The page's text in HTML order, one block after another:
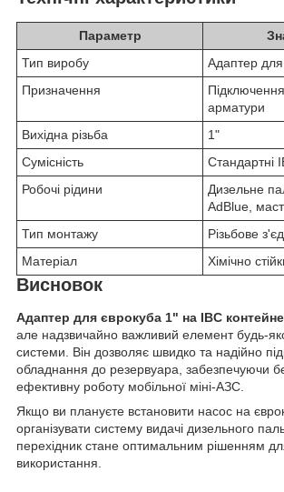
Параметр
Тип виробу
Адаптер для
Призначення
арматури
Вихідна різьба
1"
Сумісність
Стандартні
Робочі рідини
Дизельне
AdBlue,
Тип монтажу
Різьбове
Матеріал
Хімічно
Висновок
Адаптер для єврокуба 1" на IBC
але надзвичайно важливий елемент будь-
системи. Він дозволяє швидко та надійно
обладнання до резервуара, забезпечуючи
ефективну роботу мобільної міні-АЗС.
Якщо ви плануєте встановити насос на
організувати систему видачі дизельного
перехідник стане оптимальним рішенням
використання.